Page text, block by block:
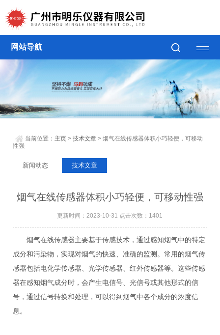
网站导航
当前位置： 主页 >技术文章 > 烟气在线传感器体积小巧轻便，可移动
性强
新闻动态 技术文章
烟气在线传感器体积小巧轻便，可移动性强
更新时间：2023-10-31 点击次数：1401
烟气在线传感器主要基于传感技术，通过感知烟气中的特定
成分和污染物，实现对烟气的快速、准确的监测。常用的烟气传
感器包括电化学传感器、光学传感器、红外传感器等。这些传感
器在感知烟气成分时，会产生电信号、光信号或其他形式的信
号，通过信号转换和处理，可以得到烟气中各个成分的浓度信
息。